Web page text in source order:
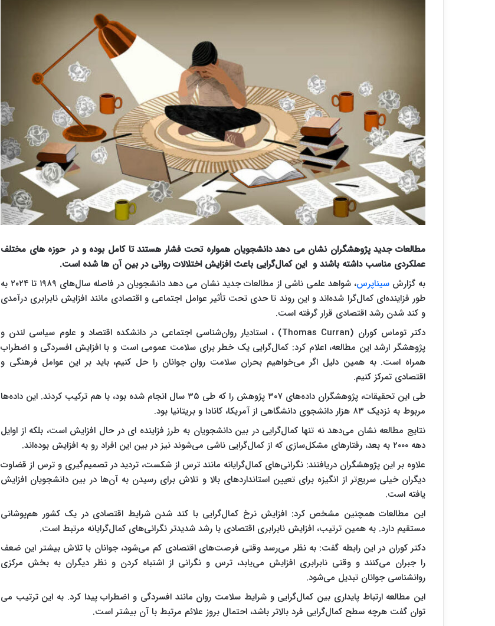
مطالعات جدید پژوهشگران نشان می دهد دانشجویان همواره تحت فشار هستند تا کامل بوده و در حوزه های مختلف
عملکردی مناسب داشته باشند و این کمال‌گرایی باعث افزایش اختلالات روانی در بین آن ها شده است.
به گزارش سیناپرس
، شواهد علمی ناشی از مطالعات جدید نشان می دهد دانشجویان در فاصله سال‌های ۱۹۸۹ تا ۲۰۲۴ به
طور فزاینده‌ای کمال‌گرا شده‌اند و این روند تا حدی تحت تأثیر عوامل اجتماعی و اقتصادی مانند افزایش نابرابری درآمدی
و کند شدن رشد اقتصادی قرار گرفته است.
دکتر توماس کوران (Thomas Curran) ، استادیار روان‌شناسی اجتماعی در دانشکده اقتصاد و علوم سیاسی لندن و
پژوهشگر ارشد این مطالعه، اعلام کرد: کمال‌گرایی یک خطر برای سلامت عمومی است و با افزایش افسردگی و اضطراب
همراه است. به همین دلیل اگر می‌خواهیم بحران سلامت روان جوانان را حل کنیم، باید بر این عوامل فرهنگی و
اقتصادی تمرکز کنیم.
طی این تحقیقات، پژوهشگران داده‌های ۳۰۷ پژوهش را که طی ۳۵ سال انجام شده بود، با هم ترکیب کردند. این داده‌ها
مربوط به نزدیک ۸۳ هزار دانشجوی دانشگاهی از آمریکا، کانادا و بریتانیا بود.
نتایج مطالعه نشان می‌دهد نه تنها کمال‌گرایی در بین دانشجویان به طرز فزاینده ای در حال افزایش است، بلکه از اوایل
دهه ۲۰۰۰ به بعد، رفتارهای مشکل‌سازی که از کمال‌گرایی ناشی می‌شوند نیز در بین این افراد رو به افزایش بوده‌اند.
علاوه بر این پژوهشگران دریافتند: نگرانی‌های کمال‌گرایانه مانند ترس از شکست، تردید در تصمیم‌گیری و ترس از قضاوت
دیگران خیلی سریع‌تر از انگیزه برای تعیین استانداردهای بالا و تلاش برای رسیدن به آن‌ها در بین دانشجویان افزایش
یافته است.
این مطالعات همچنین مشخص کرد: افزایش نرخ کمال‌گرایی با کند شدن شرایط اقتصادی در یک کشور هم‌پوشانی
مستقیم دارد. به همین ترتیب، افزایش نابرابری اقتصادی با رشد شدیدتر نگرانی‌های کمال‌گرایانه مرتبط است.
دکتر کوران در این رابطه گفت: به نظر می‌رسد وقتی فرصت‌های اقتصادی کم می‌شود، جوانان با تلاش بیشتر این ضعف
را جبران می‌کنند و وقتی نابرابری افزایش می‌یابد، ترس و نگرانی از اشتباه کردن و نظر دیگران به بخش مرکزی
روانشناسی جوانان تبدیل می‌شود.
این مطالعه ارتباط پایداری بین کمال‌گرایی و شرایط سلامت روان مانند افسردگی و اضطراب پیدا کرد. به این ترتیب می
توان گفت هرچه سطح کمال‌گرایی فرد بالاتر باشد، احتمال بروز علائم مرتبط با آن بیشتر است.